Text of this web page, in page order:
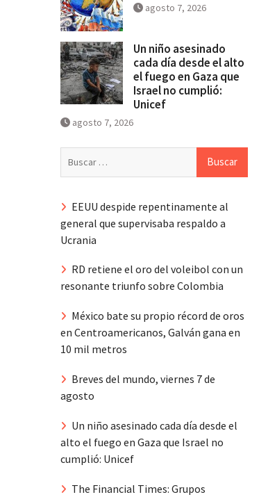
agosto 7, 2026
Un niño asesinado
cada día desde el alto
el fuego en Gaza que
Israel no cumplió:
Unicef
agosto 7, 2026
EEUU despide repentinamente al
general que supervisaba respaldo a
Ucrania
RD retiene el oro del voleibol con un
resonante triunfo sobre Colombia
México bate su propio récord de oros
en Centroamericanos, Galván gana en
10 mil metros
Breves del mundo, viernes 7 de
agosto
Un niño asesinado cada día desde el
alto el fuego en Gaza que Israel no
cumplió: Unicef
The Financial Times: Grupos